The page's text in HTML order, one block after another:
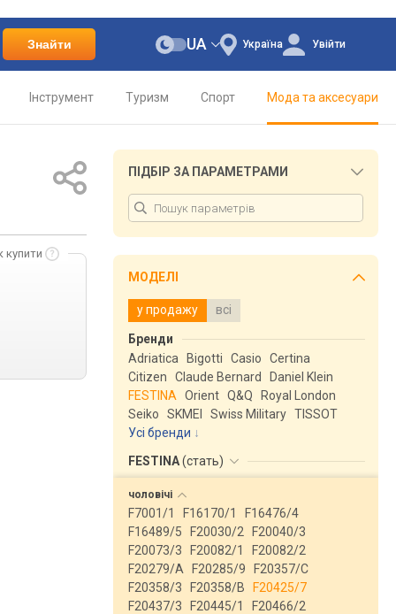
Знайти Україна
UA Увійти
Інструмент Туризм Спорт Мода та аксесуари
купити
ПІДБІР ЗА ПАРАМЕТРАМИ
МОДЕЛІ
у продажу всі
Бренди
Adriatica
Bigotti Casio
Certina
Citizen
Claude Bernard
Daniel Klein
FESTINA
Orient Q&Q
Royal London
Seiko
SKMEI Swiss Military TISSOT
Усі бренди
FESTINA(стать)
чоловічі
F7001/1 F16170/1
F16476/4
F16489/5
F20030/2
F20040/3
F20073/3
F20082/1
F20082/2
F20279/A
F20285/9
F20357/C
F20358/3
F20358/B
F20425/7
F20437/3
F20445/1
F20466/2